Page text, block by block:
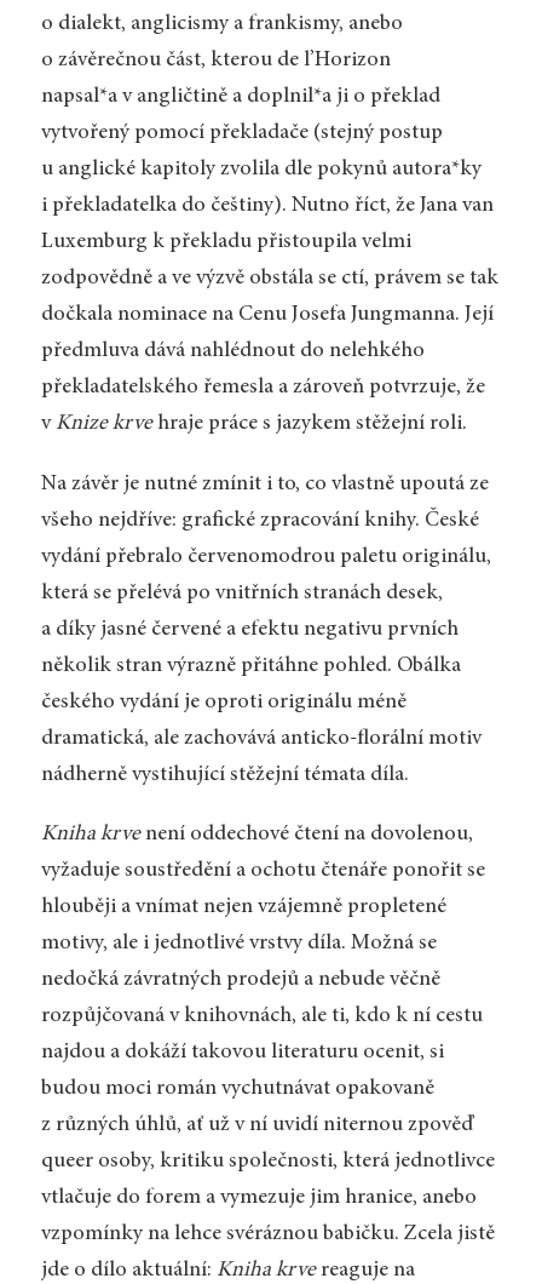
o dialekt, anglicismy a frankismy, anebo
o závěrečnou část, kterou de l’Horizon
napsal*a v angličtině a doplnil*a ji o překlad
vytvořený pomocí překladače (stejný postup
u anglické kapitoly zvolila dle pokynů autora*ky
i překladatelka do češtiny). Nutno říct, že Jana van
Luxemburg k překladu přistoupila velmi
zodpovědně a ve výzvě obstála se ctí, právem se tak
dočkala nominace na Cenu Josefa Jungmanna. Její
předmluva dává nahlédnout do nelehkého
překladatelského řemesla a zároveň potvrzuje, že
v Knize krvehraje práce s jazykem stěžejní roli.
Na závěr je nutné zmínit i to, co vlastně upoutá ze
všeho nejdříve: grafické zpracování knihy. České
vydání přebralo červenomodrou paletu originálu,
která se přelévá po vnitřních stranách desek,
a díky jasné červené a efektu negativu prvních
několik stran výrazně přitáhne pohled. Obálka
českého vydání je oproti originálu méně
dramatická, ale zachovává anticko-florální motiv
nádherně vystihující stěžejní témata díla.
Kniha krvenení oddechové čtení na dovolenou,
vyžaduje soustředění a ochotu čtenáře ponořit se
hlouběji a vnímat nejen vzájemně propletené
motivy, ale i jednotlivé vrstvy díla. Možná se
nedočká závratných prodejů a nebude věčně
rozpůjčovaná v knihovnách, ale ti, kdo k ní cestu
najdou a dokáží takovou literaturu ocenit, si
budou moci román vychutnávat opakovaně
z různých úhlů, ať už v ní uvidí niternou zpověď
queer osoby, kritiku společnosti, která jednotlivce
vtlačuje do forem a vymezuje jim hranice, anebo
vzpomínky na lehce svéráznou babičku. Zcela jistě
jde o dílo aktuální: Kniha krvereaguje na